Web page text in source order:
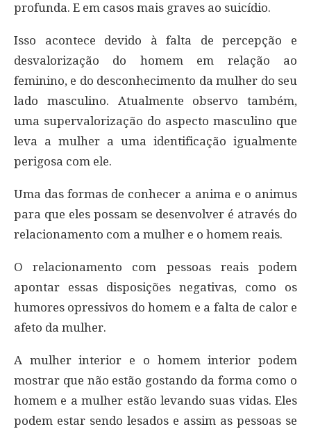
profunda. E em casos mais graves ao suicídio.
Isso acontece devido à falta de percepção e
desvalorização do homem em relação ao
feminino, e do desconhecimento da mulher do seu
lado masculino. Atualmente observo também,
uma supervalorização do aspecto masculino que
leva a mulher a uma identificação igualmente
perigosa com ele.
Uma das formas de conhecer a anima e o animus
para que eles possam se desenvolver é através do
relacionamento com a mulher e o homem reais.
O relacionamento com pessoas reais podem
apontar essas disposições negativas, como os
humores opressivos do homem e a falta de calor e
afeto da mulher.
A mulher interior e o homem interior podem
mostrar que não estão gostando da forma como o
homem e a mulher estão levando suas vidas. Eles
podem estar sendo lesados e assim as pessoas se